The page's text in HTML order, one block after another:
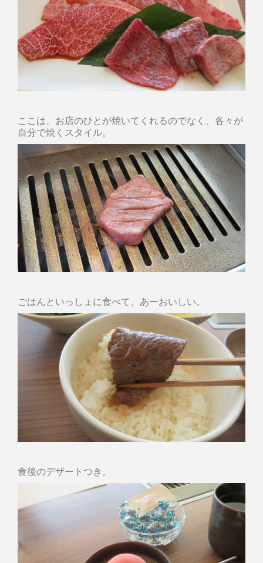
ここは、お店のひとが焼いてくれるのでなく、各々が
自分で焼くスタイル。
ごはんといっしょに食べて、あーおいしい。
食後のデザートつき。